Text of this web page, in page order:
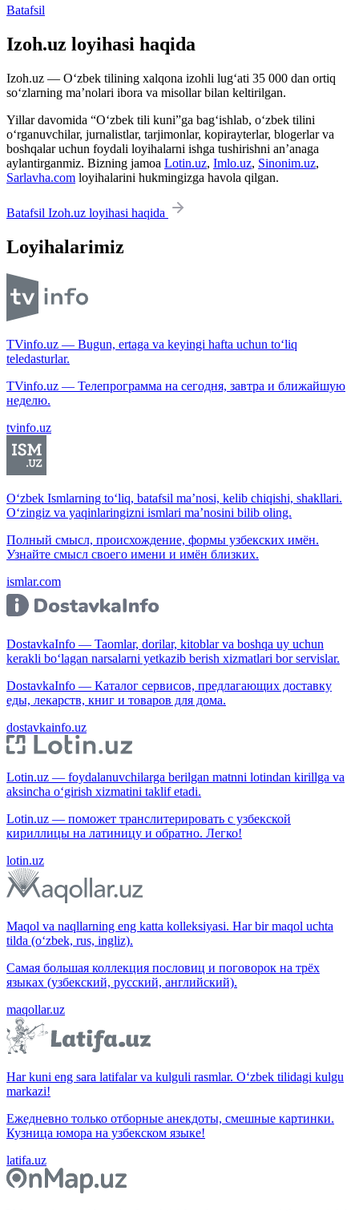
Batafsil
Izoh.uz loyihasi haqida
Izoh.uz — O‘zbek tilining xalqona izohli lug‘ati 35 000 dan ortiq
so‘zlarning ma’nolari ibora va misollar bilan keltirilgan.
Yillar davomida “O‘zbek tili kuni”ga bag‘ishlab, o‘zbek tilini
o‘rganuvchilar, jurnalistlar, tarjimonlar, kopirayterlar, blogerlar va
boshqalar uchun foydali loyihalarni ishga tushirishni an’anaga
aylantirganmiz. Bizning jamoa Lotin.uz, Imlo.uz, Sinonim.uz,
Sarlavha.com loyihalarini hukmingizga havola qilgan.
Batafsil Izoh.uz loyihasi haqida
Loyihalarimiz
TVinfo.uz — Bugun, ertaga va keyingi hafta uchun to‘liq
teledasturlar.
TVinfo.uz — Телепрограмма на сегодня, завтра и ближайшую
неделю.
tvinfo.uz
O‘zbek Ismlarning to‘liq, batafsil ma’nosi, kelib chiqishi, shakllari.
O‘zingiz va yaqinlaringizni ismlari ma’nosini bilib oling.
Полный смысл, происхождение, формы узбекских имён.
Узнайте смысл своего имени и имён близких.
ismlar.com
DostavkaInfo — Taomlar, dorilar, kitoblar va boshqa uy uchun
kerakli bo‘lagan narsalarni yetkazib berish xizmatlari bor servislar.
DostavkaInfo — Каталог сервисов, предлагающих доставку
еды, лекарств, книг и товаров для дома.
dostavkainfo.uz
Lotin.uz — foydalanuvchilarga berilgan matnni lotindan kirillga va
aksincha o‘girish xizmatini taklif etadi.
Lotin.uz — поможет транслитерировать с узбекской
кириллицы на латиницу и обратно. Легко!
lotin.uz
Maqol va naqllarning eng katta kolleksiyasi. Har bir maqol uchta
tilda (o‘zbek, rus, ingliz).
Самая большая коллекция пословиц и поговорок на трёх
языках (узбекский, русский, английский).
maqollar.uz
Har kuni eng sara latifalar va kulguli rasmlar. O‘zbek tilidagi kulgu
markazi!
Ежедневно только отборные анекдоты, смешные картинки.
Кузница юмора на узбекском языке!
latifa.uz